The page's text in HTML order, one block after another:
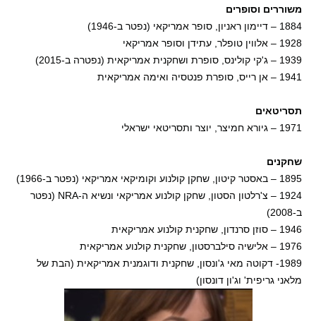
משוררים וסופרים
1884 – דיימון ראניון, סופר אמריקאי (נפטר ב-1946)
1928 – אלווין טופלר, עתידן וסופר אמריקאי
1939 – ג'קי קולינס, סופרת ושחקנית אמריקאית (נפטרה ב-2015)
1941 – אן רייס, סופרת פנטסיה ואימה אמריקאית
תסריטאים
1971 – גיורא חמיצר, יוצר ותסריטאי ישראלי
שחקנים
1895 – באסטר קיטון, שחקן קולנוע וקומיקאי אמריקאי (נפטר ב-1966)
1924 – צ'רלטון הסטון, שחקן קולנוע אמריקאי ונשיא ה-NRA (נפטר
ב-2008)
1946 – סוזן סרנדון, שחקנית קולנוע אמריקאית
1976 – אלישיה סילברסטון, שחקנית קולנוע אמריקאית
1989- דקוטה מאי ג'ונסון, שחקנית ודוגמנית אמריקאית (הבת של
מלאני גריפית' וג'ון דונסון)